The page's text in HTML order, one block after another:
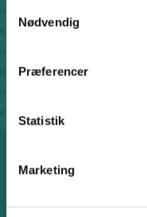
Nødvendig
Præferencer
Statistik
Marketing
Kontakt
CISU - Civilsamfund i
Kontakt sekretariatet
Genveje
Artikler